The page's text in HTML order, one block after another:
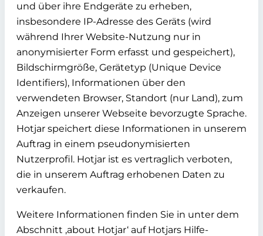
und über ihre Endgeräte zu erheben,
insbesondere IP-Adresse des Geräts (wird
während Ihrer Website-Nutzung nur in
anonymisierter Form erfasst und gespeichert),
Bildschirmgröße, Gerätetyp (Unique Device
Identifiers), Informationen über den
verwendeten Browser, Standort (nur Land), zum
Anzeigen unserer Webseite bevorzugte Sprache.
Hotjar speichert diese Informationen in unserem
Auftrag in einem pseudonymisierten
Nutzerprofil. Hotjar ist es vertraglich verboten,
die in unserem Auftrag erhobenen Daten zu
verkaufen.
Weitere Informationen finden Sie in unter dem
Abschnitt ‚about Hotjar‘ auf Hotjars Hilfe-